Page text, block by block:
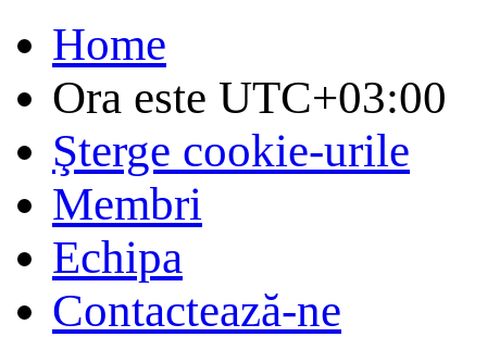
Home
Ora este UTC+03:00
Şterge cookie-urile
Membri
Echipa
Contactează-ne